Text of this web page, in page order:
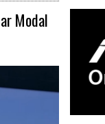
Modal